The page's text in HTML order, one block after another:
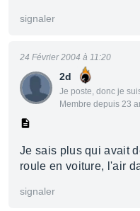
signaler
2d
Je poste, donc je
Membre depuis 23
24 Février 2004 à 11:20
Je sais plus qui avait
roule en voiture, l'air
signaler